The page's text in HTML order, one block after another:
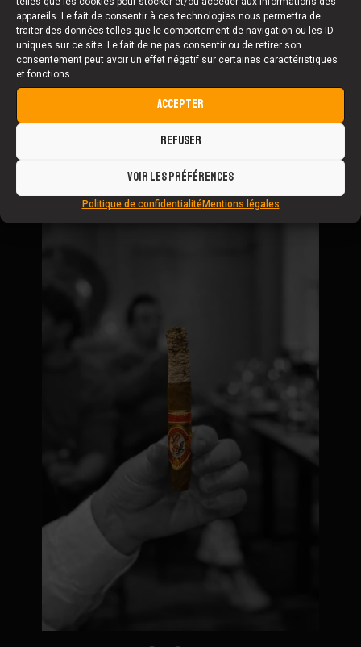
appareils. Le fait de consentir à ces technologies nous permettra de
traiter des données telles que le comportement de navigation ou les ID
uniques sur ce site. Le fait de ne pas consentir ou de retirer son
consentement peut avoir un effet négatif sur certaines caractéristiques
et fonctions.
ACCEPTER
REFUSER
VOIR LES PRÉFÉRENCES
Politique de confidentialitéMentions légales